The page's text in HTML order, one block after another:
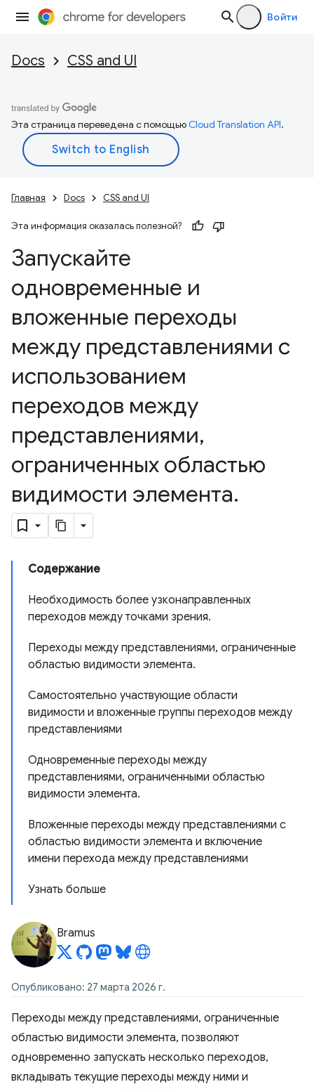
Войти
Docs CSS and UI
Эта страница переведена с помощьюCloud Translation API.
Главная Docs CSS and UI
Эта информация оказалась полезной?
Запускайте
одновременные и
вложенные переходы
между представлениями с
использованием
переходов между
представлениями,
ограниченных областью
видимости элемента.
Содержание
Необходимость более узконаправленных
переходов между точками зрения.
Переходы между представлениями, ограниченные
областью видимости элемента.
Самостоятельно участвующие области
видимости и вложенные группы переходов между
представлениями
Одновременные переходы между
представлениями, ограниченными областью
видимости элемента.
Вложенные переходы между представлениями с
областью видимости элемента и включение
имени перехода между представлениями
Узнать больше
Bramus
Опубликовано: 27 марта 2026 г.
Переходы между представлениями, ограниченные
областью видимости элемента, позволяют
одновременно запускать несколько переходов,
вкладывать текущие переходы между ними и